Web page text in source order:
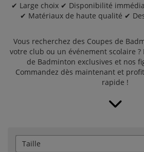
✔ Large choix ✔ Disponibilité
✔ Matériaux de haute qualité ✔
Vous recherchez des Coupes de
votre club ou un événement scolaire ?
de Badminton exclusives et nos
Commandez dès maintenant et
rapide !
Taille